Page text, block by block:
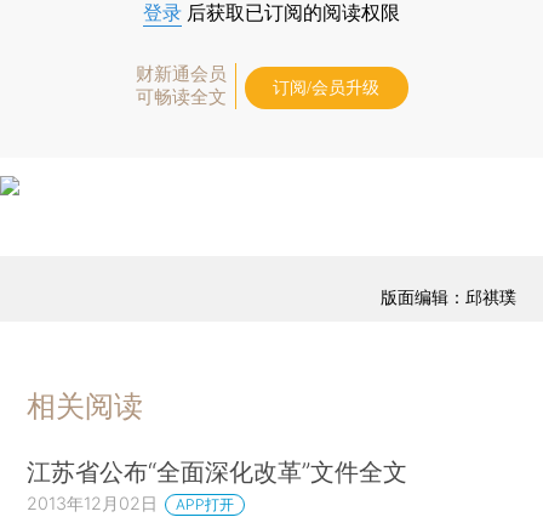
登录 后获取已订阅的阅读权限
财新通会员
可畅读全文
订阅/会员升级
版面编辑：邱祺璞
相关阅读
江苏省公布“全面深化改革”文件全文
2013年12月02日 APP打开